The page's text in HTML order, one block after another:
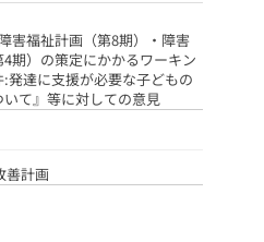
害福祉計画（第8期）・障害
期）の策定にかかるワーキン
発達に支援が必要な子どもの
て』等に対しての意見
善計画